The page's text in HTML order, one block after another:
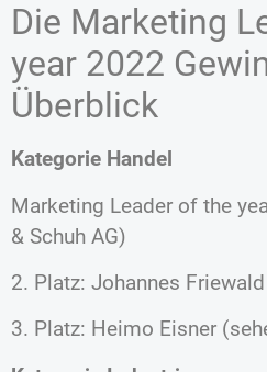
Die Marketing
year 2022
Überblick
Kategorie Handel
Marketing Leader of the
& Schuh AG)
2. Platz: Johannes
3. Platz: Heimo Eisner